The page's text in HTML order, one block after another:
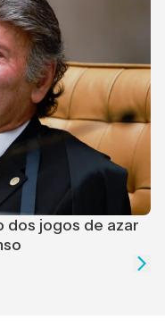
dos jogos de azar